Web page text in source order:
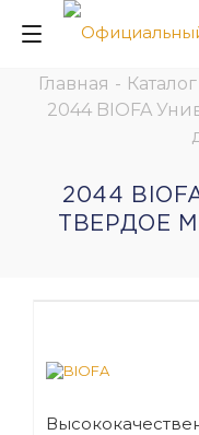
Главная - Каталог
2044 BIOFA
2044
ТВЕРДОЕ